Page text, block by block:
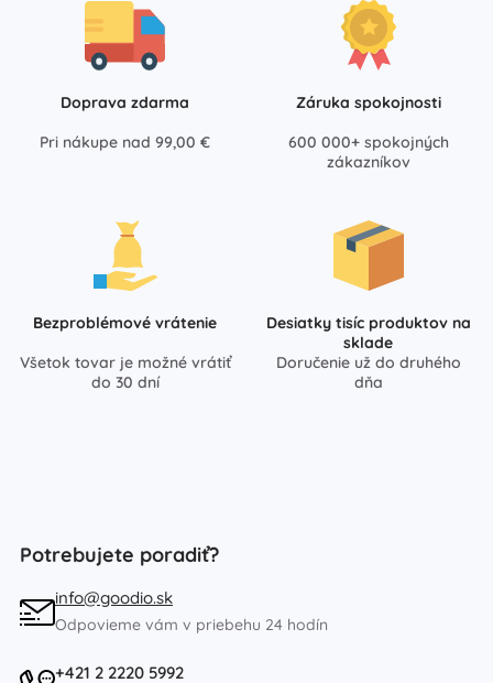
Doprava zdarma
Pri nákupe nad 99,00 €
Záruka spokojnosti
600 000+ spokojných
zákazníkov
Bezproblémové vrátenie
Všetok tovar je možné vrátiť
do 30 dní
Desiatky tisíc produktov na
sklade
Doručenie už do druhého
dňa
Potrebujete poradiť?
info@goodio.sk
Odpovieme vám v priebehu 24 hodín
+421 2 2220 5992